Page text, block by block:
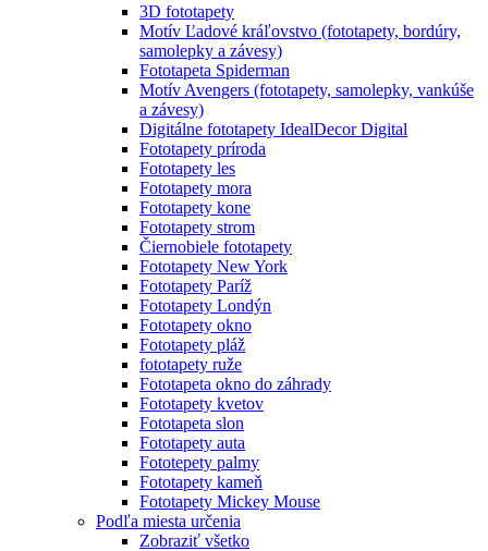
3D fototapety
Motív Ľadové kráľovstvo (fototapety, bordúry,
samolepky a závesy)
Fototapeta Spiderman
Motív Avengers (fototapety, samolepky, vankúše
a závesy)
Digitálne fototapety IdealDecor Digital
Fototapety príroda
Fototapety les
Fototapety mora
Fototapety kone
Fototapety strom
Čiernobiele fototapety
Fototapety New York
Fototapety Paríž
Fototapety Londýn
Fototapety okno
Fototapety pláž
fototapety ruže
Fototapeta okno do záhrady
Fototapety kvetov
Fototapeta slon
Fototapety auta
Fototepety palmy
Fototapety kameň
Fototapety Mickey Mouse
Podľa miesta určenia
Zobraziť všetko